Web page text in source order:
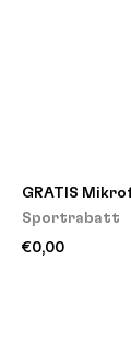
GRATIS
Sportrabatt
€0,00